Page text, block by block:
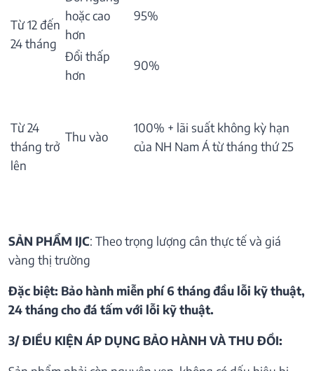
Từ 12 đến
24 tháng
hoặc cao
hơn
95%
Đổi thấp
hơn
90%
Từ 24
tháng trở
lên
Thu vào
100% + lãi suất không kỳ hạn
của NH Nam Á từ tháng thứ 25
SẢN PHẨM IJC: Theo trọng lượng cân thực tế và giá
vàng thị trường
Đặc biệt: Bảo hành miễn phí 6 tháng đầu lỗi kỹ thuật,
24 tháng cho đá tấm với lỗi kỹ thuật.
3/ ĐIỀU KIỆN ÁP DỤNG BẢO HÀNH VÀ THU ĐỒI: